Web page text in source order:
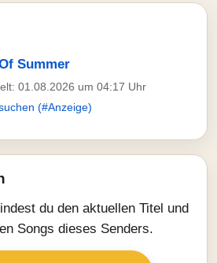
Summer
01.08.2026 um 04:17 Uhr
(#Anzeige)
du den aktuellen Titel und
Songs dieses Senders.